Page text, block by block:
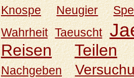
Knospe Neugier
Wahrheit Taeuscht
Reisen Teilen
Nachgeben